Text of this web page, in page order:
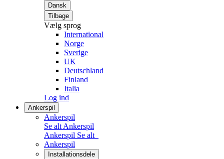
Dansk
Tilbage
Vælg sprog
International
Norge
Sverige
UK
Deutschland
Finland
Italia
Log ind
Ankerspil
Ankerspil
Se alt Ankerspil
Ankerspil Se alt
Ankerspil
Installationsdele